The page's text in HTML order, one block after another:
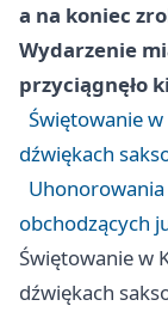
a na koniec
Wydarzenie
przyciągnęło
Świętowanie
dźwiękach
obchodzących
Świętowanie w
dźwiękach